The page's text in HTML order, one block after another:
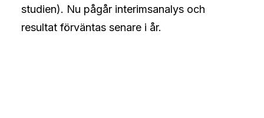
studien). Nu pågår interimsanalys och
resultat förväntas senare i år.